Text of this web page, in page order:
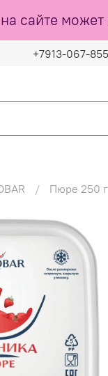
сайте может
+7913-067-
Пюре 250 г